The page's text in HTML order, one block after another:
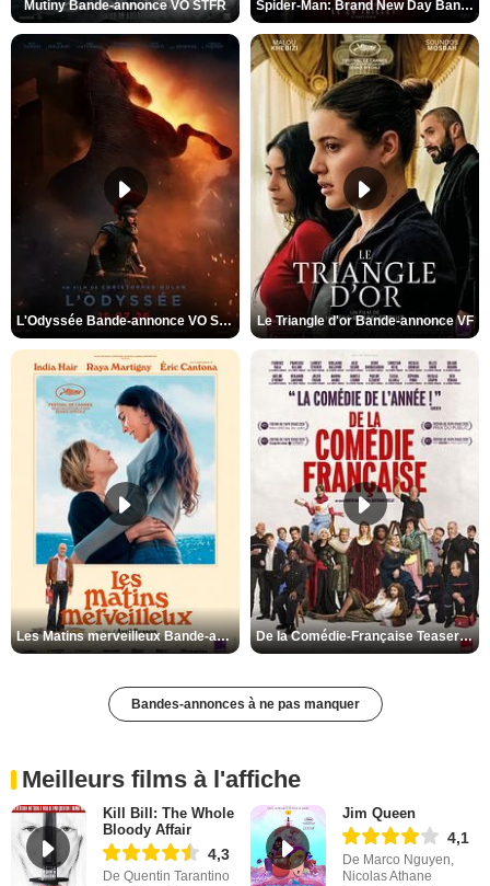
Mutiny Bande-annonce VO STFR Spider-Man: Brand New Day Bande-annonce VO STFR
L'Odyssée Bande-annonce VO STFR Le Triangle d'or Bande-annonce VF
Les Matins merveilleux Bande-annonce VF De la Comédie-Française Teaser VF
Bandes-annonces à ne pas manquer
Meilleurs films à l'affiche
Kill Bill: The Whole
Bloody Affair
4,3
De Quentin Tarantino
Jim Queen
4,1
De Marco Nguyen,
Nicolas Athane